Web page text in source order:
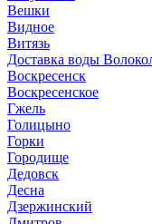
Вешки
Видное
Витязь
Доставка воды
Воскресенск
Воскресенское
Гжель
Голицыно
Горки
Городище
Дедовск
Десна
Дзержинский